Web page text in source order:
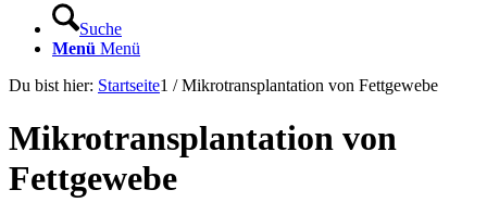
Suche
Menü Menü
Du bist hier: Startseite1 / Mikrotransplantation von Fettgewebe
Mikrotransplantation von
Fettgewebe